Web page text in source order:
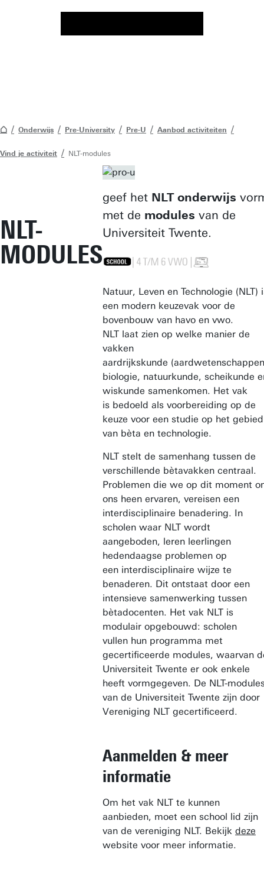
Onderwijs Pre-University Pre-U Aanbod activiteiten
Vind je activiteit NLT-modules
NLT-
MODULES
geef het NLT onderwijs
met de modules van de
Universiteit Twente.
Natuur, Leven en Technologie (NLT)
een modern keuzevak voor de
bovenbouw van havo en vwo.
NLT laat zien op welke manier de
vakken
aardrijkskunde
biologie, natuurkunde, scheikunde
wiskunde samenkomen. Het vak
is bedoeld als voorbereiding op de
keuze voor een studie op het gebied
van bèta en technologie.
NLT stelt de samenhang tussen de
verschillende bètavakken centraal.
Problemen die we op dit moment
ons heen ervaren, vereisen een
interdisciplinaire benadering. In
scholen waar NLT wordt
aangeboden, leren leerlingen
hedendaagse problemen op
een interdisciplinaire wijze te
benaderen. Dit ontstaat door een
intensieve samenwerking tussen
bètadocenten. Het vak NLT is
modulair opgebouwd: scholen
vullen hun programma met
gecertificeerde modules, waarvan
Universiteit Twente er ook enkele
heeft vormgegeven. De NLT-
van de Universiteit Twente zijn door
Vereniging NLT gecertificeerd.
Aanmelden & meer
informatie
Om het vak NLT te kunnen
aanbieden, moet een school lid zijn
van de vereniging NLT. Bekijk deze
website voor meer informatie.